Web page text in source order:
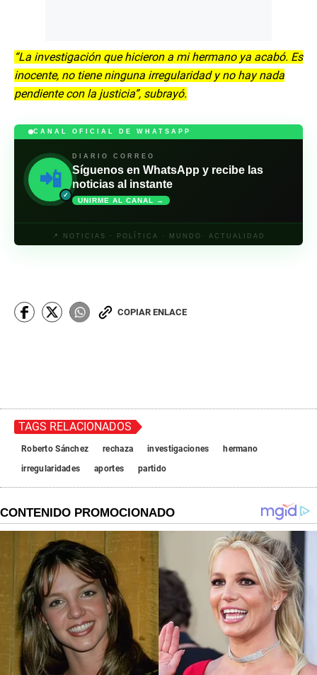
“La investigación que hicieron a mi hermano ya acabó. Es
inocente, no tiene ninguna irregularidad y no hay nada
pendiente con la justicia”, subrayó.
CANAL OFICIAL DE WHATSAPP
📲
✓
DIARIO CORREO
Síguenos en WhatsApp y recibe las
noticias al instante
UNIRME AL CANAL →
📍 NOTICIAS · POLÍTICA · MUNDO· ACTUALIDAD
COPIAR ENLACE
TAGS RELACIONADOS
Roberto Sánchez rechaza investigaciones
hermano
irregularidades
aportes partido